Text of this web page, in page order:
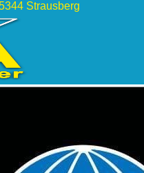
Strausberg